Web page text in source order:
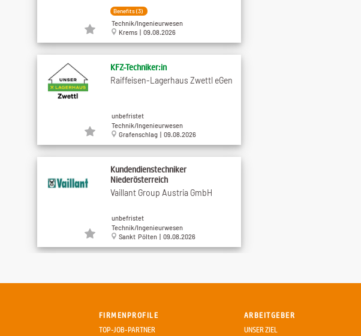
Benefits (3)
Technik/Ingenieurwesen
Krems | 09.08.2026
KFZ-Techniker:in
Raiffeisen-Lagerhaus Zwettl eGen
unbefristet
Technik/Ingenieurwesen
Grafenschlag | 09.08.2026
Kundendienstechniker
Niederösterreich
Vaillant Group Austria GmbH
unbefristet
Technik/Ingenieurwesen
Sankt Pölten | 09.08.2026
TEST-FUCHS GmbH
unbefristet
Technik/Ingenieurwesen
FIRMENPROFILE
TOP-JOB-PARTNER
ARBEITGEBER
UNSER ZIEL